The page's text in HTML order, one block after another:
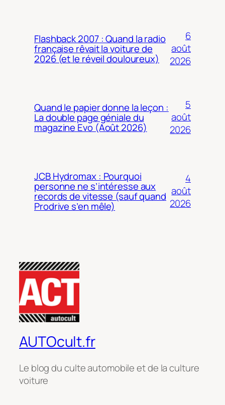
Flashback 2007 : Quand la radio
française rêvait la voiture de
2026 (et le réveil douloureux)
6
août
2026
Quand le papier donne la leçon :
La double page géniale du
magazine Evo (Août 2026)
5
août
2026
JCB Hydromax : Pourquoi
personne ne s’intéresse aux
records de vitesse (sauf quand
Prodrive s’en mêle)
4
août
2026
AUTOcult.fr
Le blog du culte automobile et de la culture
voiture